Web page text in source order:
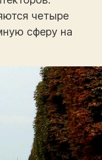
четыре
сферу на